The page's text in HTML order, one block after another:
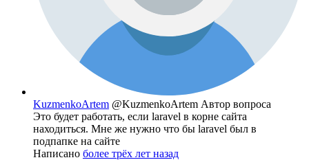
KuzmenkoArtem @KuzmenkoArtem Автор вопроса
Это будет работать, если laravel в корне сайта
находиться. Мне же нужно что бы laravel был в
подпапке на сайте
Написано более трёх лет назад